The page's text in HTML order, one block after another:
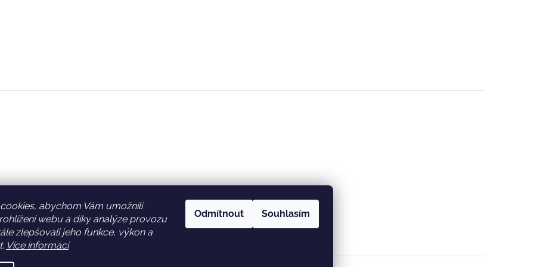
abychom Vám umožnili
webu a díky analýze provozu
zlepšovali jeho funkce, výkon a
Více informací
Odmítnout Souhlasím
Facebook Věrnostní slevy